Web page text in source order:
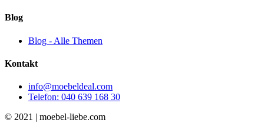
Blog
Blog - Alle Themen
Kontakt
info@moebeldeal.com
Telefon: 040 639 168 30
© 2021 | moebel-liebe.com